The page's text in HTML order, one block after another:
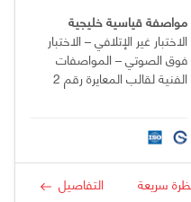
مواصفة قياسية خليجية
الاختبار غير الإتلافي – الاختبار
فوق الصوتي – المواصفات
الفنية لقالب المعايرة رقم 2
سريعة التفاصيل